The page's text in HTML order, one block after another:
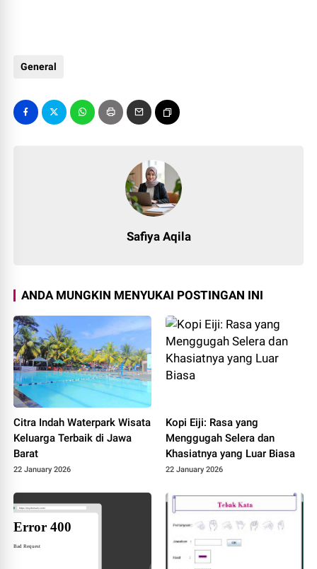
General
Safiya Aqila
ANDA MUNGKIN MENYUKAI POSTINGAN INI
Citra Indah Waterpark Wisata
Keluarga Terbaik di Jawa
Barat
22 January 2026
Kopi Eiji: Rasa yang
Menggugah Selera dan
Khasiatnya yang Luar Biasa
22 January 2026